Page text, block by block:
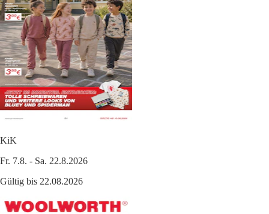
KiK
Fr. 7.8. - Sa. 22.8.2026
Gültig bis 22.08.2026